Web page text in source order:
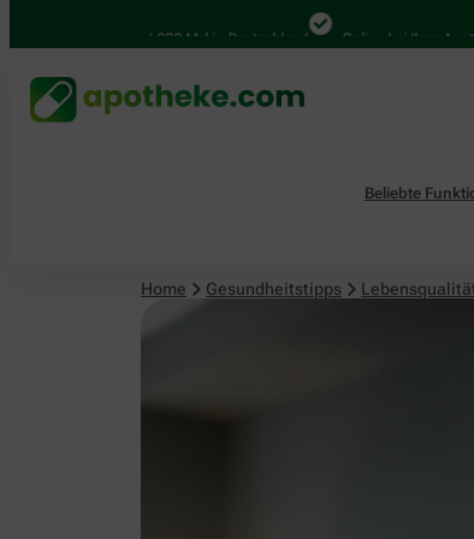
4.000 Mal in Deutschland Online bei Ihrer Apotheke
Beliebte
Home Gesundheitstipps
Lebensqualität & Prävention